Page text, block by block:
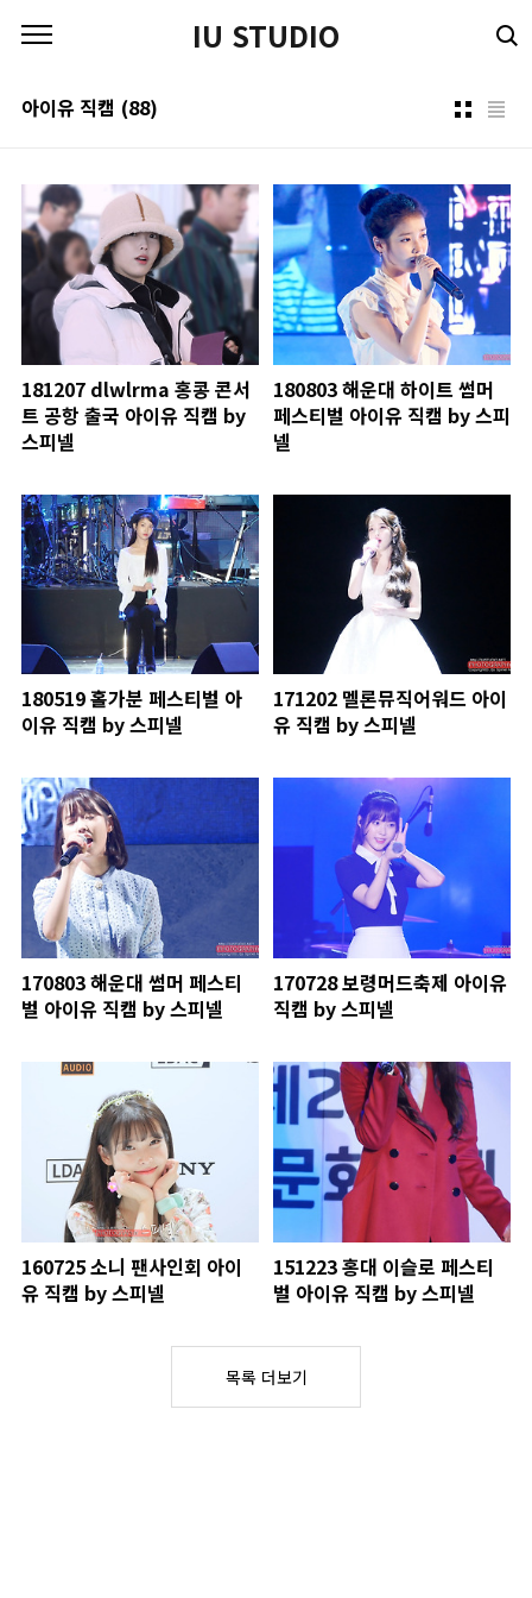
IU STUDIO
아이유 직캠 (88)
181207 dlwlrma 홍콩 콘서
트 공항 출국 아이유 직캠 by
스피넬
180803 해운대 하이트 썸머
페스티벌 아이유 직캠 by 스피
넬
180519 홀가분 페스티벌 아
이유 직캠 by 스피넬
171202 멜론뮤직어워드 아이
유 직캠 by 스피넬
170803 해운대 썸머 페스티
벌 아이유 직캠 by 스피넬
170728 보령머드축제 아이유
직캠 by 스피넬
160725 소니 팬사인회 아이
유 직캠 by 스피넬
151223 홍대 이슬로 페스티
벌 아이유 직캠 by 스피넬
목록 더보기